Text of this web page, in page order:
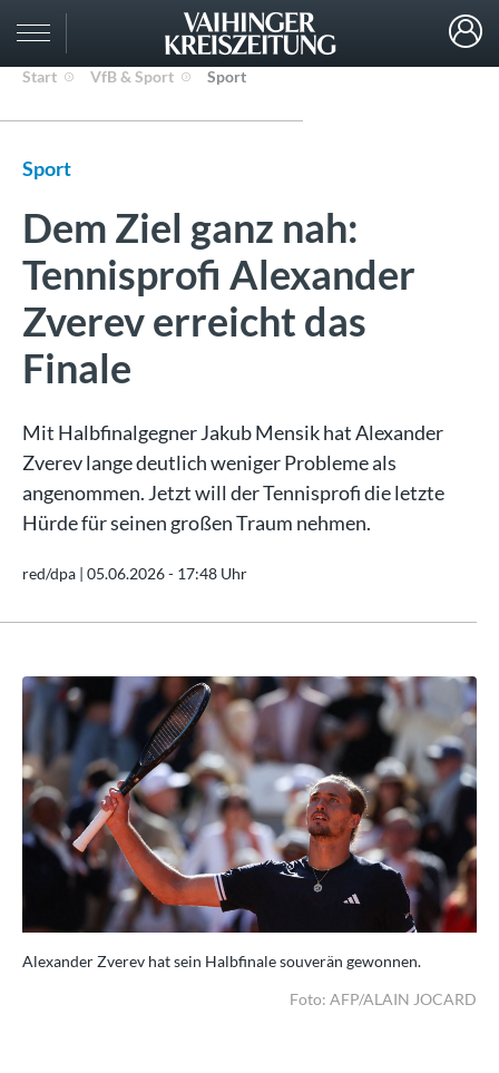
Start VfB & Sport Sport
Sport
Dem Ziel ganz nah:
Tennisprofi Alexander
Zverev erreicht das
Finale
Mit Halbfinalgegner Jakub Mensik hat Alexander
Zverev lange deutlich weniger Probleme als
angenommen. Jetzt will der Tennisprofi die letzte
Hürde für seinen großen Traum nehmen.
red/dpa | 05.06.2026 - 17:48 Uhr
Alexander Zverev hat sein Halbfinale souverän gewonnen.
Foto: AFP/ALAIN JOCARD